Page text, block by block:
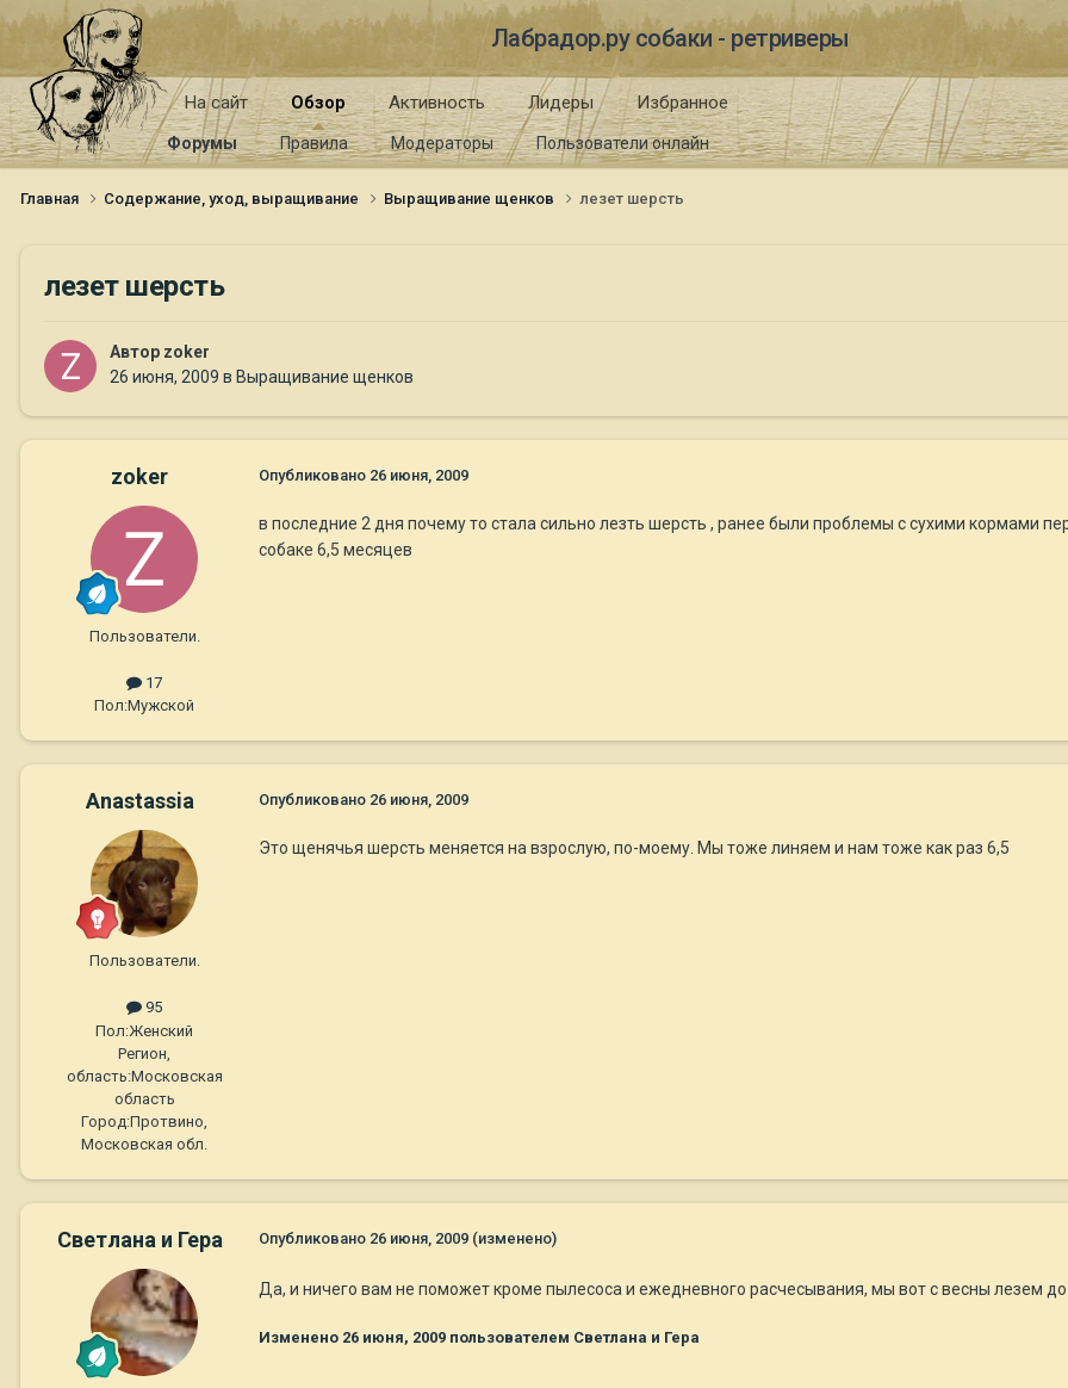
Лабрадор.ру собаки - ретриверы
На сайт Обзор
Форумы Правила Модераторы Пользователи онлайн
Активность Лидеры Избранное
Главная Содержание, уход, выращивание Выращивание щенков лезет шерсть
лезет шерсть
Автор zoker
26 июня, 2009 в Выращивание щенков
zoker
Пользователи.
17
Пол:Мужской
Опубликовано 26 июня, 2009
в последние 2 дня почему то стала сильно лезть шерсть , ранее были проблемы с сухими кормами
собаке 6,5 месяцев
Anastassia
Пользователи.
95
Пол:Женский
Регион,
область:Московская
область
Город:Протвино,
Московская обл.
Опубликовано 26 июня, 2009
Это щенячья шерсть меняется на взрослую, по-моему. Мы тоже линяем и нам тоже как раз 6,5
Светлана и Гера Опубликовано 26 июня, 2009 (изменено)
Да, и ничего вам не поможет кроме пылесоса и ежедневного расчесывания, мы вот с весны лезем до
Изменено 26 июня, 2009 пользователем Светлана и Гера